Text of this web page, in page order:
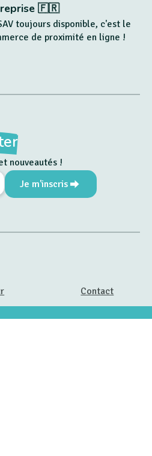
🇫🇷
toujours disponible, c'est le
de proximité en ligne !
nouveautés !
Je m'inscris
Contact